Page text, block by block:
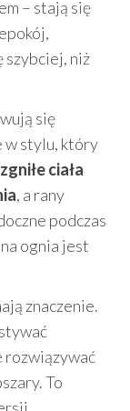
– stają się
szybciej, niż
się
w stylu, który
zgniłe ciała
, a rany
podczas
ognia jest
znaczenie.
rozwiązywać
To